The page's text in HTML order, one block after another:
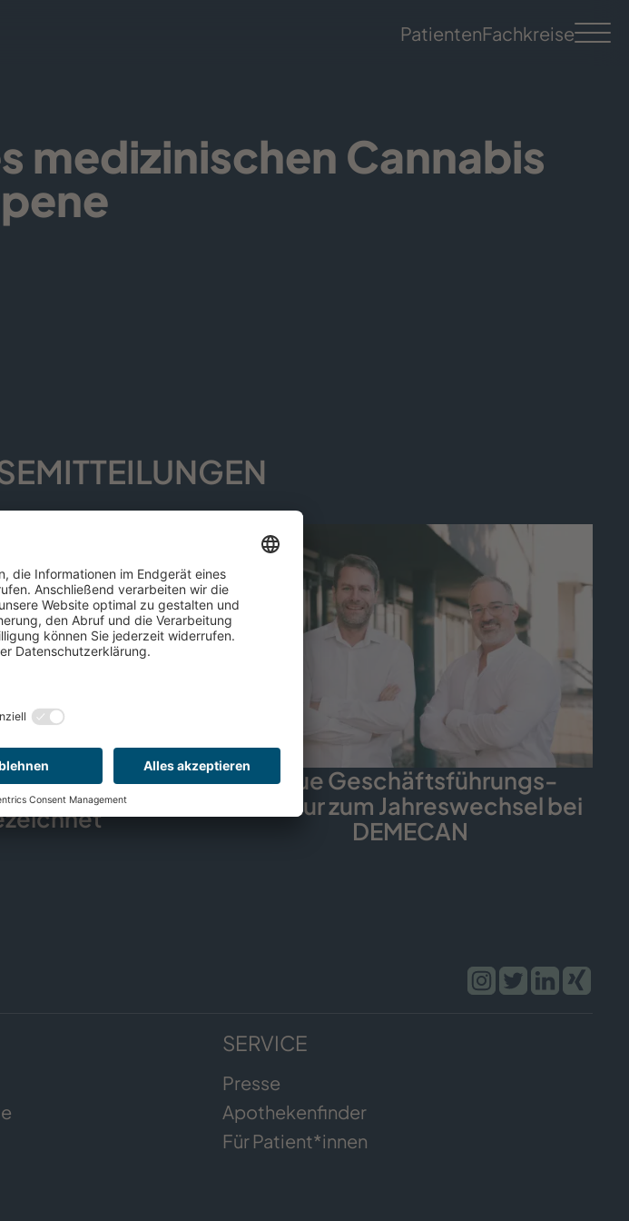
PatientenFachkreise
medizinischen Cannabis
„Scale-up des
Sächsischen
2026
Neue Geschäfts­führungs­
struktur zum Jahreswechsel bei
DEMECAN
SERVICE
Presse
Apothekenfinder
Für Patient*innen